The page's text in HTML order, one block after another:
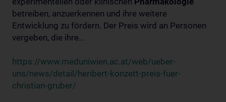
betreiben, anzuerkennen und ihre weitere
Entwicklung zu fördern. Der Preis wird an Personen
vergeben, die ihre...
https://www.meduniwien.ac.at/web/ueber-
uns/news/detail/heribert-konzett-preis-fuer-
christian-gruber/